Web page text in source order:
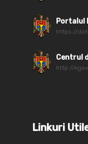
Portalul
https://
Centrul
http://
Linkuri